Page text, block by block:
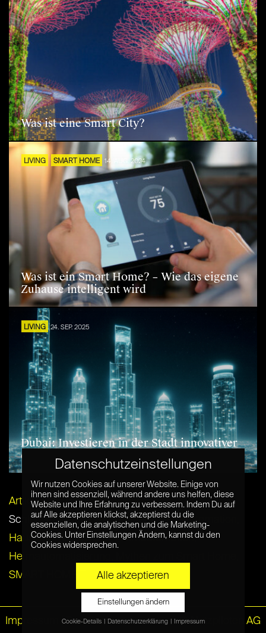
Was ist eine Smart City?
LIVING SMART HOME 14. AUG. 2024
Was ist ein Smart Home? – Wie das eigene
Zuhause intelligent wird
LIVING 24. SEP. 2025
Dubai: Investieren in der Stadt innovativer
digitaler Technologien
Artikel per E-Mail verschicken
Schlagwörter:Conrad Connect,Hausautomation
Hausautomatisierung,Heimautomation,
Heimautomatisierung
SMART HOME TIPPS ,Smart Living
Impressum |Datenschutz © Netzpiloten AG
Datenschutzeinstellungen
Wir nutzen Cookies auf unserer Website. Einige von
ihnen sind essenziell, während andere uns helfen, diese
Website und Ihre Erfahrung zu verbessern. Indem Du auf
auf Alle akzeptieren klickst, akzeptierst du die
essenziellen, die analytischen und die Marketing-
Cookies. Unter Einstellungen Ändern, kannst du den
Cookies widersprechen.
Alle akzeptieren
Einstellungen ändern
Cookie-Details Datenschutzerklärung Impressum